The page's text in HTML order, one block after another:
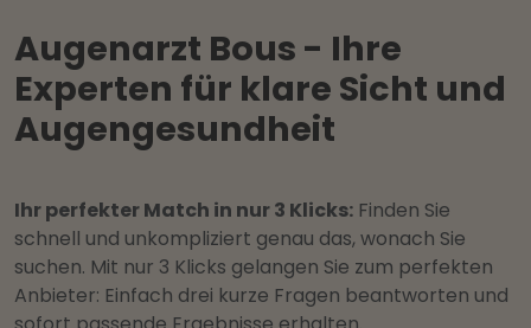
Augenarzt Bous - Ihre
Experten für klare Sicht und
Augengesundheit
Ihr perfekter Match in nur 3 Klicks: Finden Sie
schnell und unkompliziert genau das, wonach Sie
suchen. Mit nur 3 Klicks gelangen Sie zum perfekten
Anbieter: Einfach drei kurze Fragen beantworten und